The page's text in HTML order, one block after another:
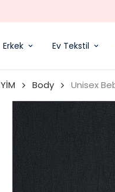
Erkek Ev Tekstil
Body Unisex